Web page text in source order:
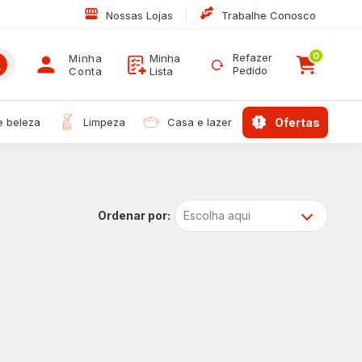
Nossas Lojas Trabalhe Conosco
Minha
Conta
Minha
Lista
Refazer
Pedido
0
beleza limpeza casa e lazer ofertas
Escolha aqui